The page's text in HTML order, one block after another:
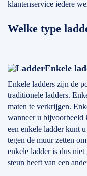
klantenservice iedere
Welke type
Enkele
Enkele ladders zijn de
traditionele ladders.
maten te verkrijgen.
wanneer u bijvoorbeeld
een enkele ladder kunt
tegen de muur zetten
enkele ladder is dus
steun heeft van een